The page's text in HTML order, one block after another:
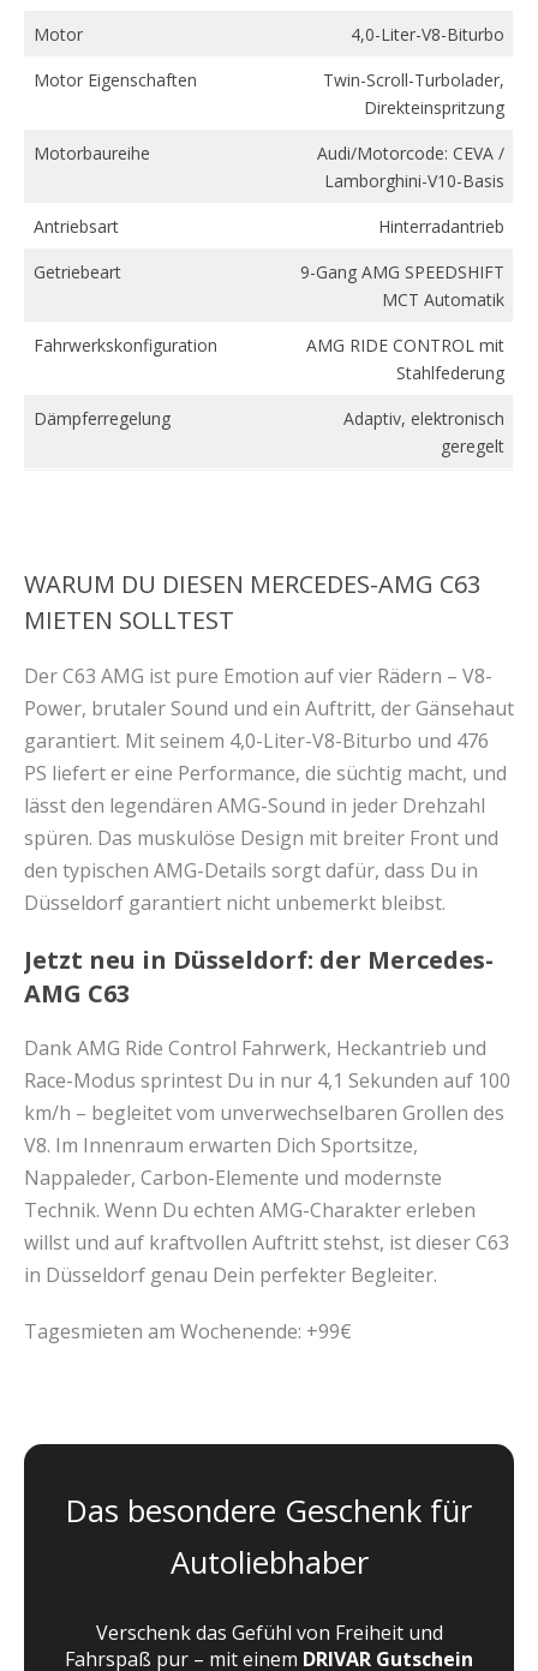
Motor
4,0-Liter-V8-Biturbo
Motor Eigenschaften
Twin-Scroll-Turbolader,
Direkteinspritzung
Motorbaureihe
Audi/Motorcode: CEVA /
Lamborghini-V10-Basis
Antriebsart
Hinterradantrieb
Getriebeart
9-Gang AMG SPEEDSHIFT
MCT Automatik
Fahrwerkskonfiguration
AMG RIDE CONTROL mit
Stahlfederung
Dämpferregelung
Adaptiv, elektronisch
geregelt
WARUM DU DIESEN MERCEDES-AMG C63
MIETEN SOLLTEST
Der C63 AMG ist pure Emotion auf vier Rädern – V8-
Power, brutaler Sound und ein Auftritt, der Gänsehaut
garantiert. Mit seinem 4,0-Liter-V8-Biturbo und 476
PS liefert er eine Performance, die süchtig macht, und
lässt den legendären AMG-Sound in jeder Drehzahl
spüren. Das muskulöse Design mit breiter Front und
den typischen AMG-Details sorgt dafür, dass Du in
Düsseldorf garantiert nicht unbemerkt bleibst.
Jetzt neu in Düsseldorf: der Mercedes-
AMG C63
Dank AMG Ride Control Fahrwerk, Heckantrieb und
Race-Modus sprintest Du in nur 4,1 Sekunden auf 100
km/h – begleitet vom unverwechselbaren Grollen des
V8. Im Innenraum erwarten Dich Sportsitze,
Nappaleder, Carbon-Elemente und modernste
Technik. Wenn Du echten AMG-Charakter erleben
willst und auf kraftvollen Auftritt stehst, ist dieser C63
in Düsseldorf genau Dein perfekter Begleiter.
Tagesmieten am Wochenende: +99€
Das besondere Geschenk für
Autoliebhaber
Verschenk das Gefühl von Freiheit und
Fahrspaß pur – mit einem DRIVAR Gutschein